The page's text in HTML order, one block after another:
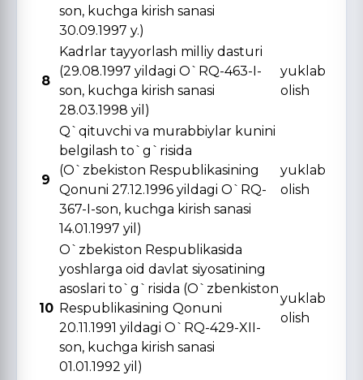
son, kuchga kirish sanasi
30.09.1997 y.)
8
Kadrlar tayyorlash milliy dasturi
(29.08.1997 yildagi O`RQ-463-I-
son, kuchga kirish sanasi
28.03.1998 yil)
yuklab
olish
9
Q`qituvchi va murabbiylar kunini
belgilash to`g`risida
(O`zbekiston Respublikasining
Qonuni 27.12.1996 yildagi O`RQ-
367-I-son, kuchga kirish sanasi
14.01.1997 yil)
yuklab
olish
10
O`zbekiston Respublikasida
yoshlarga oid davlat siyosatining
asoslari to`g`risida (O`zbenkiston
Respublikasining Qonuni
20.11.1991 yildagi O`RQ-429-XII-
son, kuchga kirish sanasi
01.01.1992 yil)
yuklab
olish